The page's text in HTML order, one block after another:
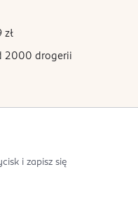
i biustem.
i/lub
składników.
zakupem.
0%
0%
zł
2000 drogerii
i zapisz się